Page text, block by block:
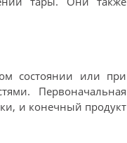
состоянии или при
Первоначальная
и конечный продукт